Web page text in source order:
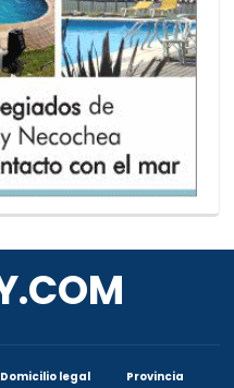
Domicilio legal Provincia